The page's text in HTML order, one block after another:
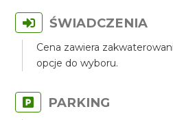
ŚWIADCZENIA
Cena zawiera
opcje do wyboru.
PARKING